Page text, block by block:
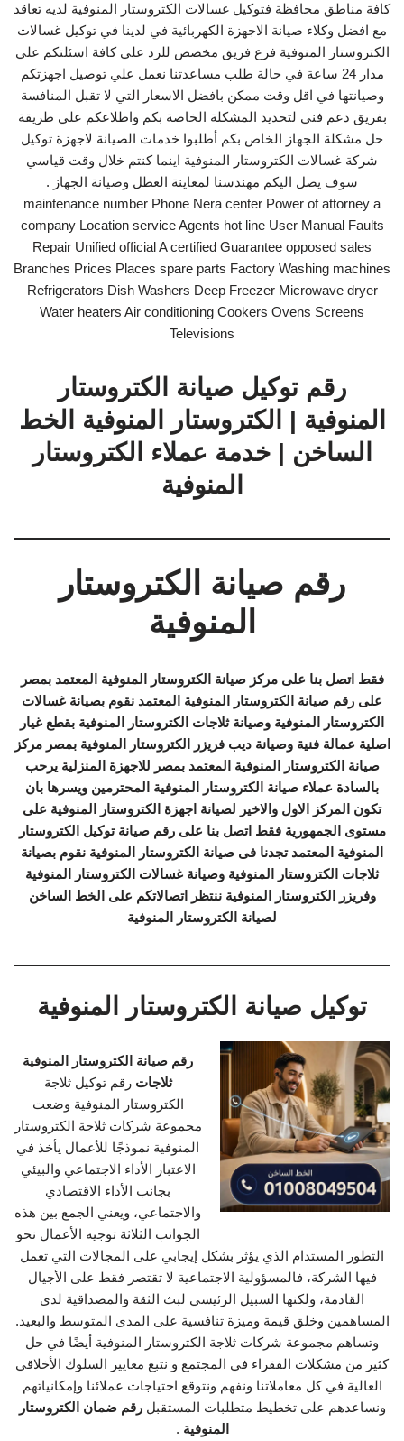
كافة مناطق محافظة فتوكيل غسالات الكتروستار المنوفية لديه تعاقد
مع افضل وكلاء صيانة الاجهزة الكهربائية في لدينا في توكيل غسالات
الكتروستار المنوفية فرع فريق مخصص للرد علي كافة اسئلتكم علي
مدار 24 ساعة في حالة طلب مساعدتنا نعمل علي توصيل اجهزتكم
وصيانتها في اقل وقت ممكن بافضل الاسعار التي لا تقبل المنافسة
بفريق دعم فني لتحديد المشكلة الخاصة بكم واطلاعكم علي طريقة
حل مشكلة الجهاز الخاص بكم أطلبوا خدمات الصيانة لاجهزة توكيل
شركة غسالات الكتروستار المنوفية اينما كنتم خلال وقت قياسي
سوف يصل اليكم مهندسنا لمعاينة العطل وصيانة الجهاز .
maintenance number Phone Nera center Power of attorney a
company Location service Agents hot line User Manual Faults
Repair Unified official A certified Guarantee opposed sales
Branches Prices Places spare parts Factory Washing machines
Refrigerators Dish Washers Deep Freezer Microwave dryer
Water heaters Air conditioning Cookers Ovens Screens
Televisions
رقم توكيل صيانة الكتروستار
المنوفية | الكتروستار المنوفية الخط
الساخن | خدمة عملاء الكتروستار
المنوفية
رقم صيانة الكتروستار
المنوفية
فقط اتصل بنا على مركز صيانة الكتروستار المنوفية المعتمد بمصر
على رقم صيانة الكتروستار المنوفية المعتمد نقوم بصيانة غسالات
الكتروستار المنوفية وصيانة ثلاجات الكتروستار المنوفية بقطع غيار
اصلية عمالة فنية وصيانة ديب فريزر الكتروستار المنوفية بمصر مركز
صيانة الكتروستار المنوفية المعتمد بمصر للاجهزة المنزلية يرحب
بالسادة عملاء صيانة الكتروستار المنوفية المحترمين ويسرها بان
تكون المركز الاول والاخير لصيانة اجهزة الكتروستار المنوفية على
مستوى الجمهورية فقط اتصل بنا على رقم صيانة توكيل الكتروستار
المنوفية المعتمد تجدنا فى صيانة الكتروستار المنوفية نقوم بصيانة
ثلاجات الكتروستار المنوفية وصيانة غسالات الكتروستار المنوفية
وفريزر الكتروستار المنوفية ننتظر اتصالاتكم على الخط الساخن
لصيانة الكتروستار المنوفية
توكيل صيانة الكتروستار المنوفية
رقم صيانة الكتروستار المنوفية
ثلاجات رقم توكيل ثلاجة
الكتروستار المنوفية وضعت
مجموعة شركات ثلاجة الكتروستار
المنوفية نموذجًا للأعمال يأخذ في
الاعتبار الأداء الاجتماعي والبيئي
بجانب الأداء الاقتصادي
والاجتماعي، ويعني الجمع بين هذه
الجوانب الثلاثة توجيه الأعمال نحو
التطور المستدام الذي يؤثر بشكل إيجابي على المجالات التي تعمل
فيها الشركة، فالمسؤولية الاجتماعية لا تقتصر فقط على الأجيال
القادمة، ولكنها السبيل الرئيسي لبث الثقة والمصداقية لدى
المساهمين وخلق قيمة وميزة تنافسية على المدى المتوسط والبعيد.
وتساهم مجموعة شركات ثلاجة الكتروستار المنوفية أيضًا في حل
كثير من مشكلات الفقراء في المجتمع و نتبع معايير السلوك الأخلاقي
العالية في كل معاملاتنا ونفهم ونتوقع احتياجات عملائنا وإمكانياتهم
ونساعدهم على تخطيط متطلبات المستقبلرقم ضمان الكتروستار
المنوفية .